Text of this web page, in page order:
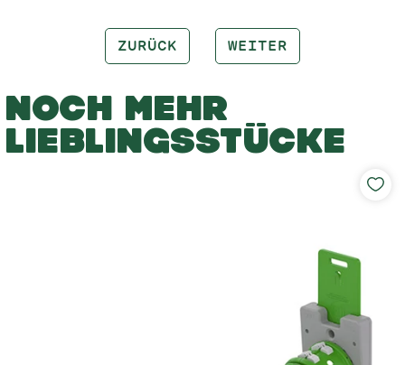
ZURÜCK WEITER
NOCH MEHR
LIEBLINGSSTÜCKE